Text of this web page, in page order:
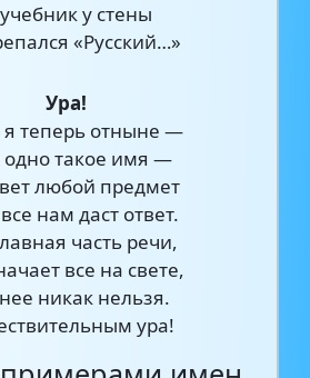
у стены
«Русский…»
Ура!
теперь отныне —
одно такое имя —
любой предмет
нам даст ответ.
часть речи,
все на свете,
никак нельзя.
ура!